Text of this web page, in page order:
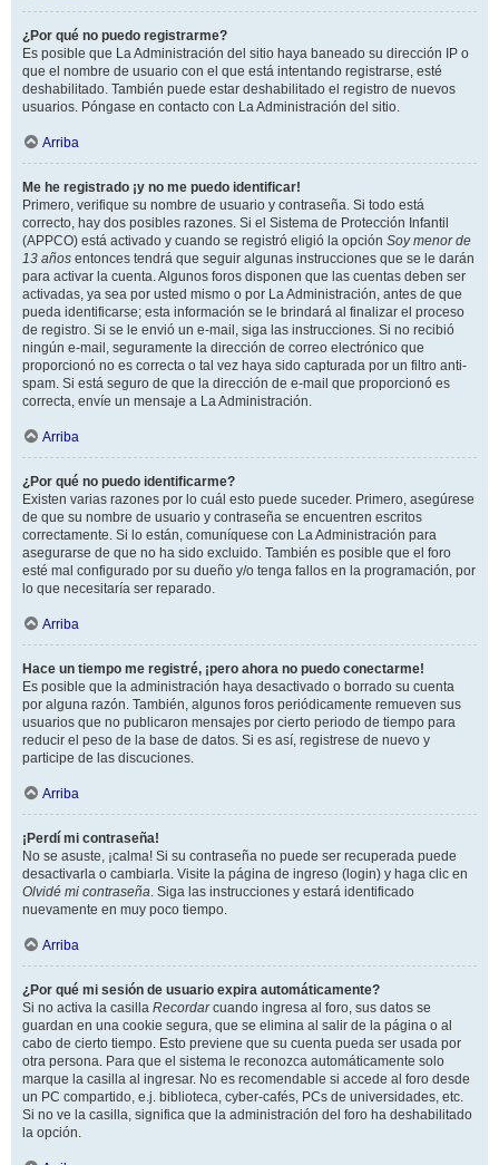
¿Por qué no puedo registrarme?
Es posible que La Administración del sitio haya baneado su dirección IP o
que el nombre de usuario con el que está intentando registrarse, esté
deshabilitado. También puede estar deshabilitado el registro de nuevos
usuarios. Póngase en contacto con La Administración del sitio.
Arriba
Me he registrado ¡y no me puedo identificar!
Primero, verifique su nombre de usuario y contraseña. Si todo está
correcto, hay dos posibles razones. Si el Sistema de Protección Infantil
(APPCO) está activado y cuando se registró eligió la opción Soy menor de
13 años entonces tendrá que seguir algunas instrucciones que se le darán
para activar la cuenta. Algunos foros disponen que las cuentas deben ser
activadas, ya sea por usted mismo o por La Administración, antes de que
pueda identificarse; esta información se le brindará al finalizar el proceso
de registro. Si se le envió un e-mail, siga las instrucciones. Si no recibió
ningún e-mail, seguramente la dirección de correo electrónico que
proporcionó no es correcta o tal vez haya sido capturada por un filtro anti-
spam. Si está seguro de que la dirección de e-mail que proporcionó es
correcta, envíe un mensaje a La Administración.
Arriba
¿Por qué no puedo identificarme?
Existen varias razones por lo cuál esto puede suceder. Primero, asegúrese
de que su nombre de usuario y contraseña se encuentren escritos
correctamente. Si lo están, comuníquese con La Administración para
asegurarse de que no ha sido excluido. También es posible que el foro
esté mal configurado por su dueño y/o tenga fallos en la programación, por
lo que necesitaría ser reparado.
Arriba
Hace un tiempo me registré, ¡pero ahora no puedo conectarme!
Es posible que la administración haya desactivado o borrado su cuenta
por alguna razón. También, algunos foros periódicamente remueven sus
usuarios que no publicaron mensajes por cierto periodo de tiempo para
reducir el peso de la base de datos. Si es así, registrese de nuevo y
participe de las discuciones.
Arriba
¡Perdí mi contraseña!
No se asuste, ¡calma! Si su contraseña no puede ser recuperada puede
desactivarla o cambiarla. Visite la página de ingreso (login) y haga clic en
Olvidé mi contraseña. Siga las instrucciones y estará identificado
nuevamente en muy poco tiempo.
Arriba
¿Por qué mi sesión de usuario expira automáticamente?
Si no activa la casilla Recordarcuando ingresa al foro, sus datos se
guardan en una cookie segura, que se elimina al salir de la página o al
cabo de cierto tiempo. Esto previene que su cuenta pueda ser usada por
otra persona. Para que el sistema le reconozca automáticamente solo
marque la casilla al ingresar. No es recomendable si accede al foro desde
un PC compartido, e.j. biblioteca, cyber-cafés, PCs de universidades, etc.
Si no ve la casilla, significa que la administración del foro ha deshabilitado
la opción.